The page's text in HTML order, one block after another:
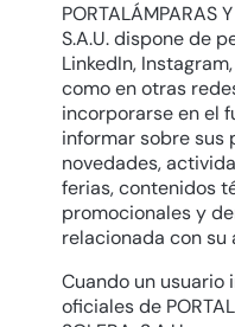
PORTALÁMPARAS
S.A.U. dispone de
LinkedIn,
como en otras
incorporarse en el
informar sobre sus
novedades,
ferias, contenidos
promocionales y
relacionada con
Cuando un
oficiales de